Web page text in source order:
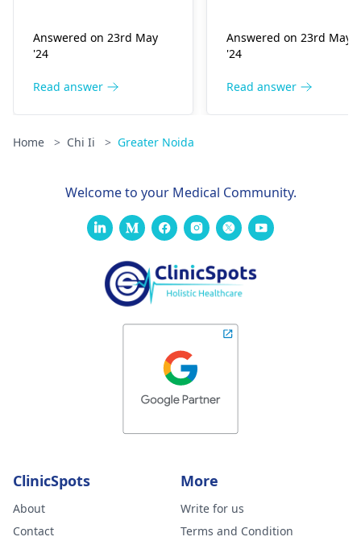
कि यह चिंता है
बढ़ोतरी भी हो जाती है। चिंता
आपके दिल की धड़कन को तेज़
सचेत रहने जैसी विश्राम
सीने में दर्द हो रहा है, तो संपर्क
Answered on 23rd May
'24
Read answer
कारण हो सकता है, जैसे कि
अतिसक्रिय थायरॉयड, या यह
जीवनशैली कारकों के कारण
बीच, यह सुनिश्चित करना
महत्वपूर्ण है कि वह नियमित
शारीरिक गतिविधि कर रही है,
संतुलित आहार ले रही है और
Answered on 23rd May
'24
Read answer
Home > Chi Ii > Greater Noida
Welcome to your Medical Community.
ClinicSpots
About
Contact
More
Write for us
Terms and Condition